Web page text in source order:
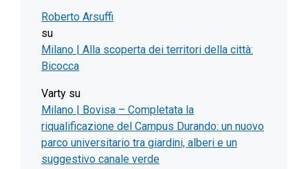
Roberto Arsuffi
su
Milano | Alla scoperta dei territori della città:
Bicocca
Varty su
Milano | Bovisa – Completata la
riqualificazione del Campus Durando: un nuovo
parco universitario tra giardini, alberi e un
suggestivo canale verde